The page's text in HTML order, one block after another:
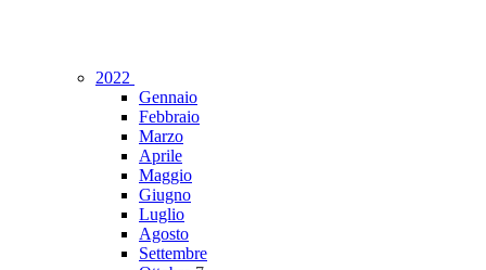
2022
Gennaio
Febbraio
Marzo
Aprile
Maggio
Giugno
Luglio
Agosto
Settembre